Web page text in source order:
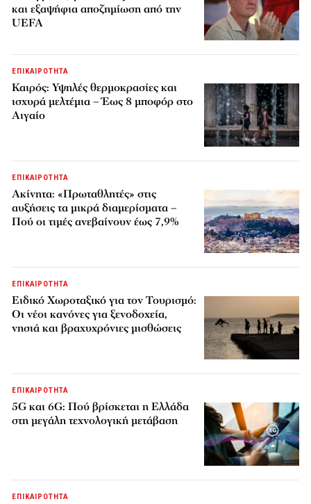
και εξαψήφια αποζημίωση από την
UEFA
ΕΠΙΚΑΙΡΟΤΗΤΑ
Καιρός: Υψηλές θερμοκρασίες και
ισχυρά μελτέμια – Έως 8 μποφόρ στο
Αιγαίο
ΕΠΙΚΑΙΡΟΤΗΤΑ
Ακίνητα: «Πρωταθλητές» στις
αυξήσεις τα μικρά διαμερίσματα –
Πού οι τιμές ανεβαίνουν έως 7,9%
ΕΠΙΚΑΙΡΟΤΗΤΑ
Ειδικό Χωροταξικό για τον Τουρισμό:
Οι νέοι κανόνες για ξενοδοχεία,
νησιά και βραχυχρόνιες μισθώσεις
ΕΠΙΚΑΙΡΟΤΗΤΑ
5G και 6G: Πού βρίσκεται η Ελλάδα
στη μεγάλη τεχνολογική μετάβαση
ΕΠΙΚΑΙΡΟΤΗΤΑ